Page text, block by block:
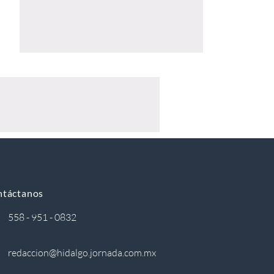
558 - 951 - 0832
redaccion@hidalgo.jornada.com.mx